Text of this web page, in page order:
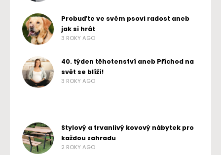
Probuďte ve svém psovi radost aneb
jak si hrát
3 ROKY AGO
40. týden těhotenství aneb Příchod na
svět se blíží!
3 ROKY AGO
Stylový a trvanlivý kovový nábytek pro
každou zahradu
2 ROKY AGO